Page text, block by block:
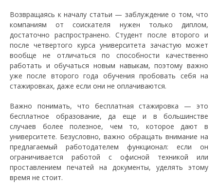
Возвращаясь к началу статьи — заблуждение о том, что
компаниям от соискателя нужен только диплом,
достаточно распространено. Студент после второго и
после четвертого курса университета зачастую может
вообще не отличаться по способности качественно
работать и обучаться новым навыкам, поэтому важно
уже после второго года обучения пробовать себя на
стажировках, даже если они не оплачиваются.
Важно понимать, что бесплатная стажировка — это
бесплатное образование, да еще и в большинстве
случаев более полезное, чем то, которое дают в
университете. Безусловно, важно обращать внимание на
предлагаемый работодателем функционал: если он
ограничивается работой с офисной техникой или
проставлением печатей на документы, уделять этому
время не стоит.